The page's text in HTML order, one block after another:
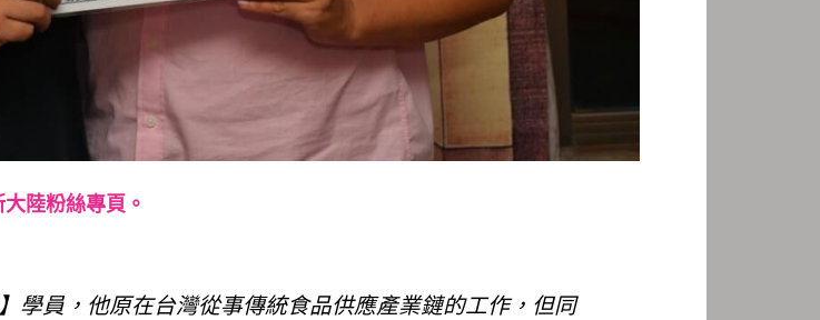
陸粉絲專頁。
學員，他原在台灣從事傳統食品供應產業鏈的工作，但同